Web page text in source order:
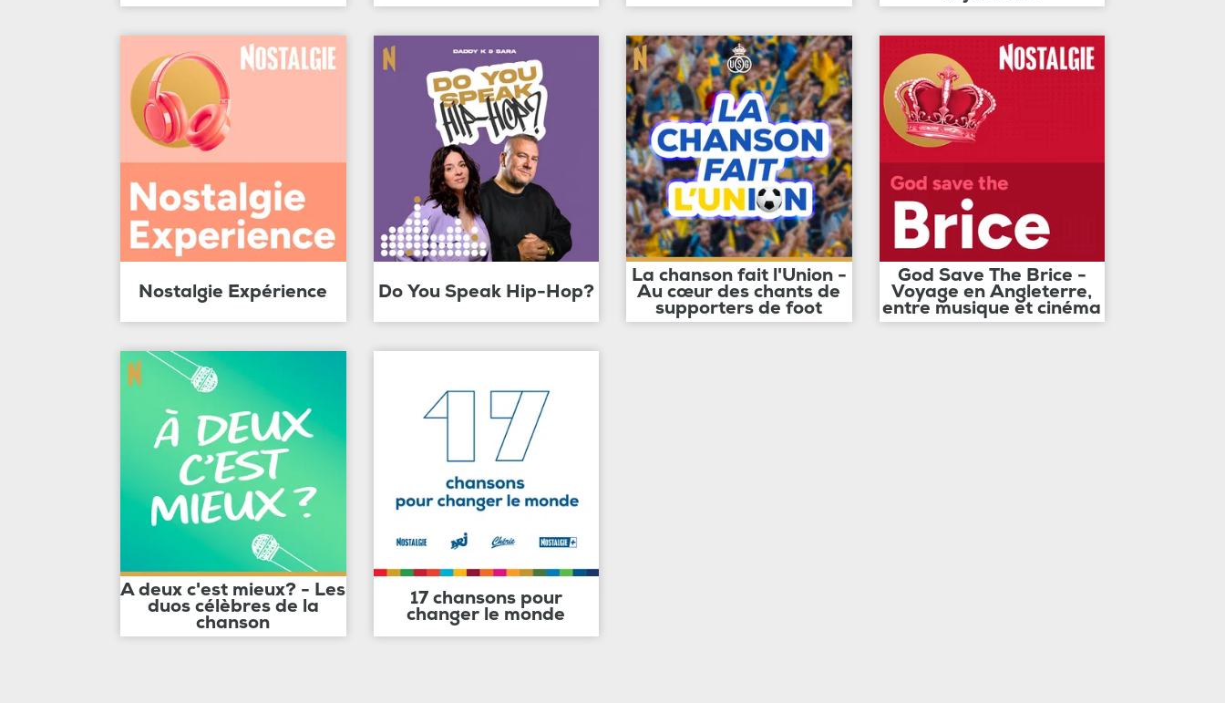
Nostalgie Expérience Do You Speak Hip-Hop?
La chanson fait l'Union -
Au cœur des chants de
supporters de foot
God Save The Brice -
Voyage en Angleterre,
entre musique et cinéma
A deux c'est mieux? - Les
duos célèbres de la
chanson
17 chansons pour
changer le monde